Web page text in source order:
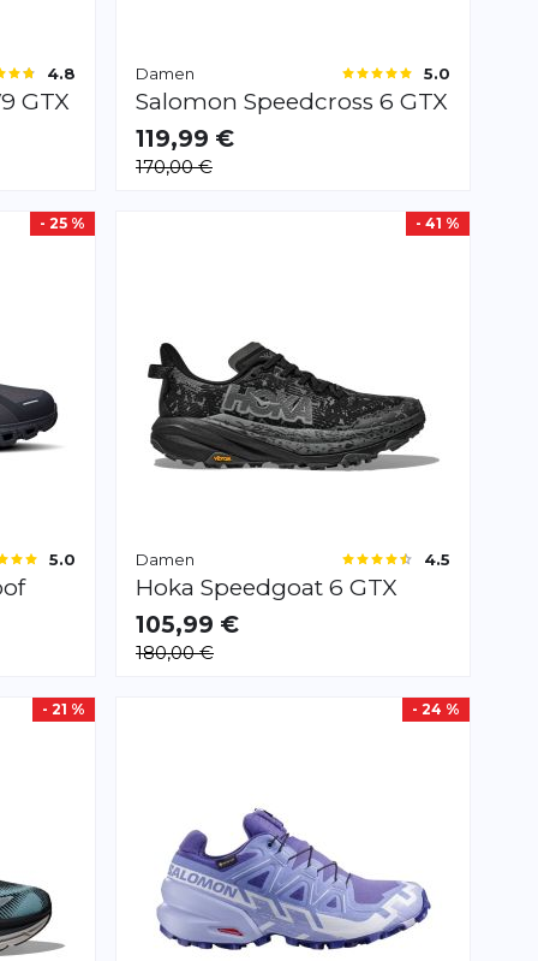
4.8
GTX
Damen 5.0
Salomon Speedcross 6 GTX
VERFÜGBAR
42.042 2/3
119,99 €
170,00 €
- 25 %
5.0
- 41 %
Damen 4.5
Hoka Speedgoat 6 GTX
VERFÜGBAR
38.0
105,99 €
180,00 €
- 21 % - 24 %